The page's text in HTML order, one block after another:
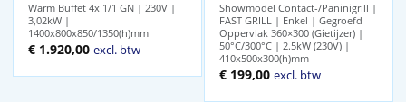
Warm Buffet 4x 1/1 GN | 230V |
3,02kW |
1400x800x850/1350(h)mm
€ 1.920,00 excl. btw
Showmodel Contact-/Paninigrill |
FAST GRILL | Enkel | Gegroefd
Oppervlak 360×300 (Gietijzer) |
50°C/300°C | 2.5kW (230V) |
410x500x300(h)mm
Oorspronkelijke
prijs
€ 199,00Huidige
prijs
excl. btw